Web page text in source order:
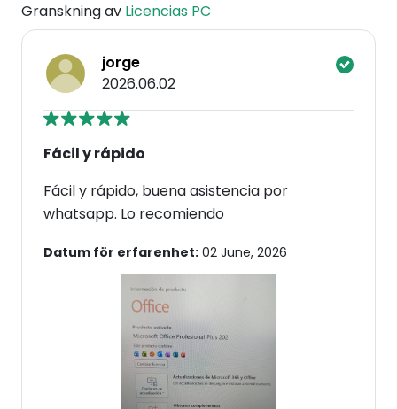
Granskning av Licencias PC
jorge
2026.06.02
Fácil y rápido
Fácil y rápido, buena asistencia por
whatsapp. Lo recomiendo
Datum för erfarenhet: 02 June, 2026